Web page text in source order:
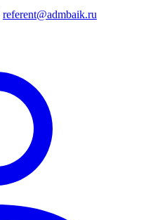
referent@admbaik.ru